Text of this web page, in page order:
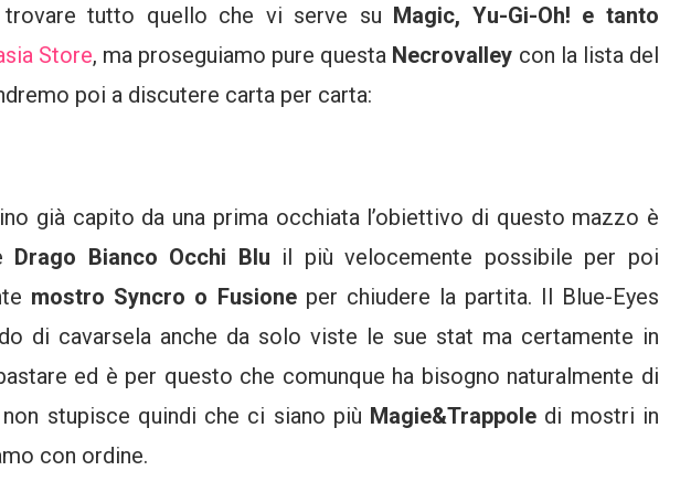
tutto quello che vi serve su Magic, Yu-Gi-Oh! e tanto
Store, ma proseguiamo pure questa Necrovalley con la lista del
poi a discutere carta per carta:
già capito da una prima occhiata l’obiettivo di questo mazzo è
Drago Bianco Occhi Blu il più velocemente possibile per poi
mostro Syncro o Fusioneper chiudere la partita. Il Blue-Eyes
di cavarsela anche da solo viste le sue stat ma certamente in
ed è per questo che comunque ha bisogno naturalmente di
stupisce quindi che ci siano più Magie&Trappole di mostri in
con ordine.